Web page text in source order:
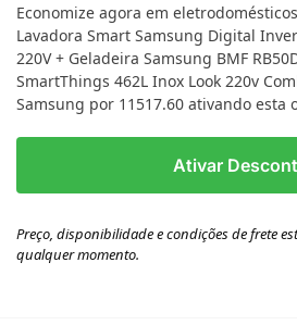
Economize agora em
Lavadora Smart Samsung Digital
220V + Geladeira Samsung BMF
SmartThings 462L Inox Look 220v
Samsung por 11517.60 ativando esta
Ativar
Preço, disponibilidade e condições de frete
qualquer momento.